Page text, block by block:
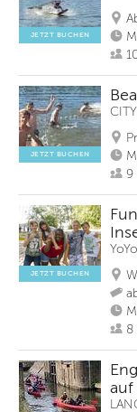
JETZT BUCHEN
JETZT BUCHEN
9
JETZT BUCHEN
8
auf